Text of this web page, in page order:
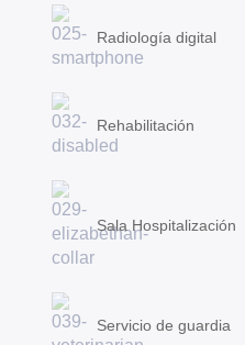
Radiología digital
Rehabilitación
Sala Hospitalización
Servicio de guardia